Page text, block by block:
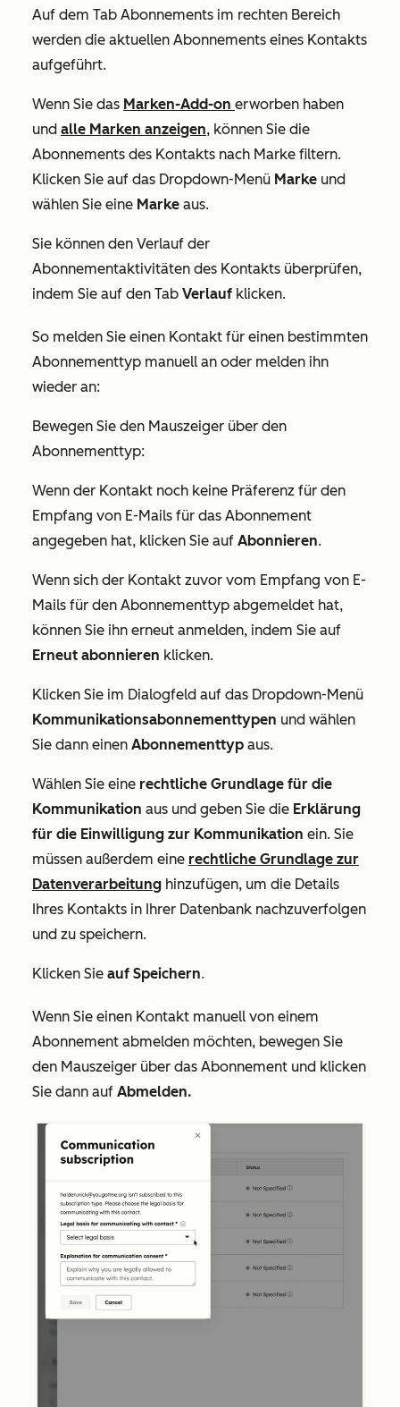
Auf dem Tab Abonnements im rechten Bereich
werden die aktuellen Abonnements eines Kontakts
aufgeführt.
Wenn Sie das Marken-Add-on erworben haben
und alle Marken anzeigen, können Sie die
Abonnements des Kontakts nach Marke filtern.
Klicken Sie auf das Dropdown-Menü Marke und
wählen Sie eine Marke aus.
Sie können den Verlauf der
Abonnementaktivitäten des Kontakts überprüfen,
indem Sie auf den Tab Verlauf klicken.
So melden Sie einen Kontakt für einen bestimmten
Abonnementtyp manuell an oder melden ihn
wieder an:
Bewegen Sie den Mauszeiger über den
Abonnementtyp:
Wenn der Kontakt noch keine Präferenz für den
Empfang von E-Mails für das Abonnement
angegeben hat, klicken Sie auf Abonnieren.
Wenn sich der Kontakt zuvor vom Empfang von E-
Mails für den Abonnementtyp abgemeldet hat,
können Sie ihn erneut anmelden, indem Sie auf
Erneut abonnieren klicken.
Klicken Sie im Dialogfeld auf das Dropdown-Menü
Kommunikationsabonnementtypen und wählen
Sie dann einen Abonnementtyp aus.
Wählen Sie eine rechtliche Grundlage für die
Kommunikation aus und geben Sie die Erklärung
für die Einwilligung zur Kommunikation ein. Sie
müssen außerdem eine rechtliche Grundlage zur
Datenverarbeitung hinzufügen, um die Details
Ihres Kontakts in Ihrer Datenbank nachzuverfolgen
und zu speichern.
Klicken Sie auf Speichern.
Wenn Sie einen Kontakt manuell von einem
Abonnement abmelden möchten, bewegen Sie
den Mauszeiger über das Abonnement und klicken
Sie dann auf Abmelden.